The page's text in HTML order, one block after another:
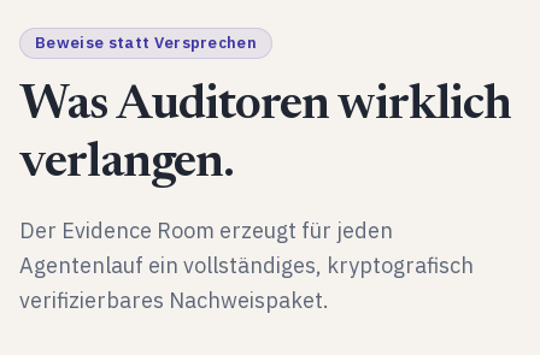
Beweise statt Versprechen
Was Auditoren wirklich
verlangen.
Der Evidence Room erzeugt für jeden
Agentenlauf ein vollständiges, kryptografisch
verifizierbares Nachweispaket.